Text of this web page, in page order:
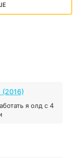
(2016)
я олд с 4